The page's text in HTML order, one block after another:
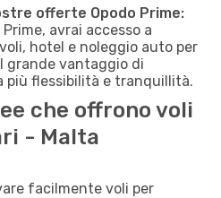
offerte Opodo Prime:
avrai accesso a
hotel e noleggio auto per
grande vantaggio di
più flessibilità e tranquillità.
che offrono voli
- Malta
facilmente voli per